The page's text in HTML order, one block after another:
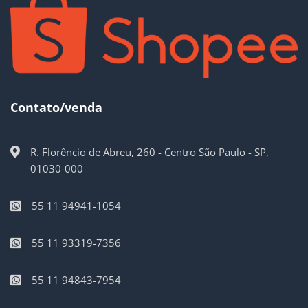
Contato/venda
R. Florêncio de Abreu, 260 - Centro São Paulo - SP,
01030-000
55 11 94941-1054
55 11 93319-7356
55 11 94843-7954